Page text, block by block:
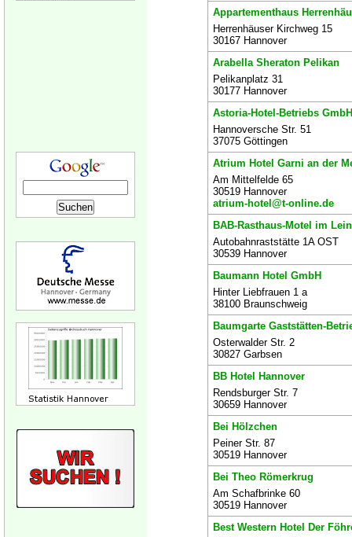
Appartementhaus
Herrenhäuser Kirchweg 15
30167 Hannover
Arabella Sheraton Pelikan
Pelikanplatz 31
30177 Hannover
Astoria-Hotel-Betriebs GmbH
Hannoversche Str. 51
37075 Göttingen
Atrium Hotel Garni an der
Am Mittelfelde 65
30519 Hannover
atrium-hotel@t-online.de
BAB-Rasthaus-Motel im
Autobahnraststätte 1A OST
30539 Hannover
Baumann Hotel GmbH
Hinter Liebfrauen 1 a
38100 Braunschweig
Baumgarte Gaststätten-
Osterwalder Str. 2
30827 Garbsen
BB Hotel Hannover
Rendsburger Str. 7
30659 Hannover
Bei Hölzchen
Peiner Str. 87
30519 Hannover
Bei Theo Römerkrug
Am Schafbrinke 60
30519 Hannover
Best Western Hotel Der